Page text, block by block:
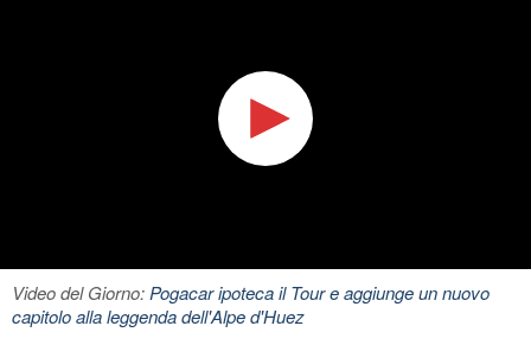
Video del Giorno:Pogacar ipoteca il Tour e aggiunge un nuovo
capitolo alla leggenda dell'Alpe d'Huez